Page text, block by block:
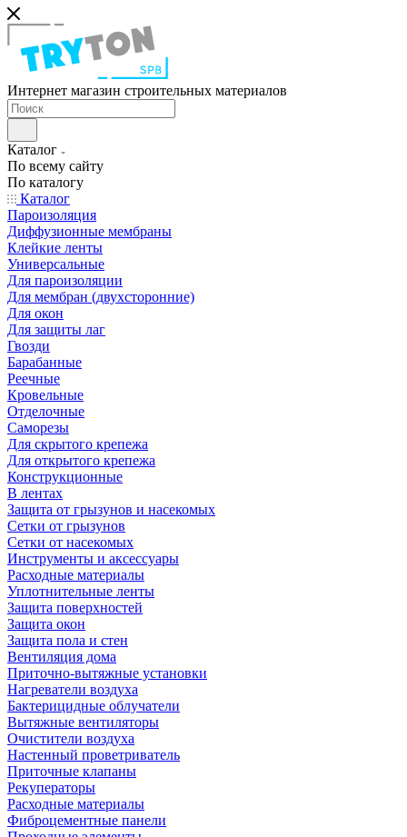
Интернет магазин строительных материалов
Каталог
По всему сайту
По каталогу
Каталог
Пароизоляция
Диффузионные мембраны
Клейкие ленты
Универсальные
Для пароизоляции
Для мембран (двухсторонние)
Для окон
Для защиты лаг
Гвозди
Барабанные
Реечные
Кровельные
Отделочные
Саморезы
Для скрытого крепежа
Для открытого крепежа
Конструкционные
В лентах
Защита от грызунов и насекомых
Сетки от грызунов
Сетки от насекомых
Инструменты и аксессуары
Расходные материалы
Уплотнительные ленты
Защита поверхностей
Защита окон
Защита пола и стен
Вентиляция дома
Приточно-вытяжные установки
Нагреватели воздуха
Бактерицидные облучатели
Вытяжные вентиляторы
Очистители воздуха
Настенный проветриватель
Приточные клапаны
Рекуператоры
Расходные материалы
Фиброцементные панели